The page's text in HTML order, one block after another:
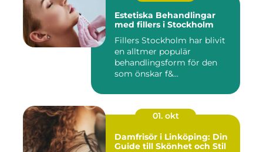
Estetiska Behandlingar
med fillers i Stockholm
Fillers Stockholm har blivit
en alltmer populär
behandlingsform för den
som önskar f&...
01. okt
Damfrisör i Linköping: Din
Guide till Skönhet och Stil